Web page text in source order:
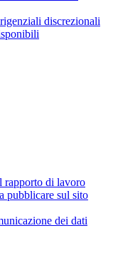
discrezionali
rapporto di lavoro
pubblicare sul sito
dei dati